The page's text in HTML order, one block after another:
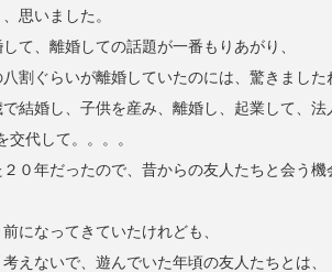
思いました。
て、離婚しての話題が一番もりあがり、
割ぐらいが離婚していたのには、驚きました
結婚し、子供を産み、離婚し、起業して、法
交代して。。。。
０年だったので、昔からの友人たちと会う機
になってきていたけれども、
えないで、遊んでいた年頃の友人たちとは、